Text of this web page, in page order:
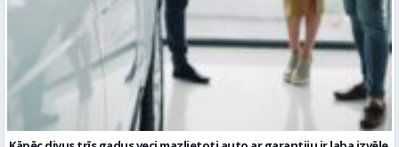
Kāpēc divus trīs gadus veci mazlietoti auto ar garantiju ir laba izvēle